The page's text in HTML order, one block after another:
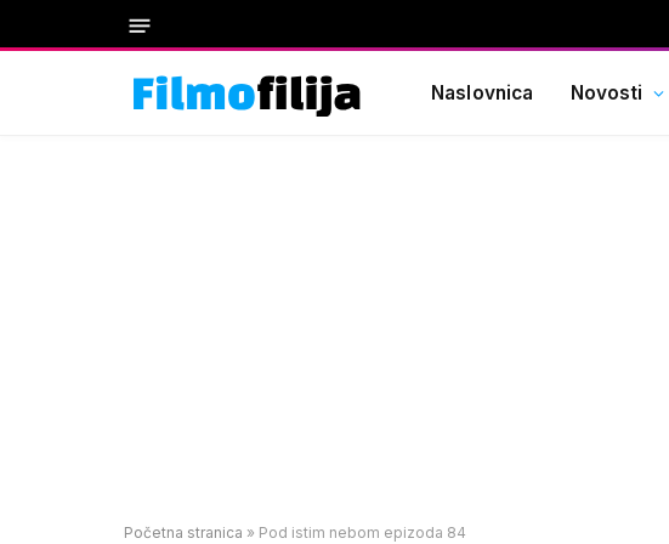
Naslovnica Novosti
Početna stranica » Pod istim nebom epizoda 84